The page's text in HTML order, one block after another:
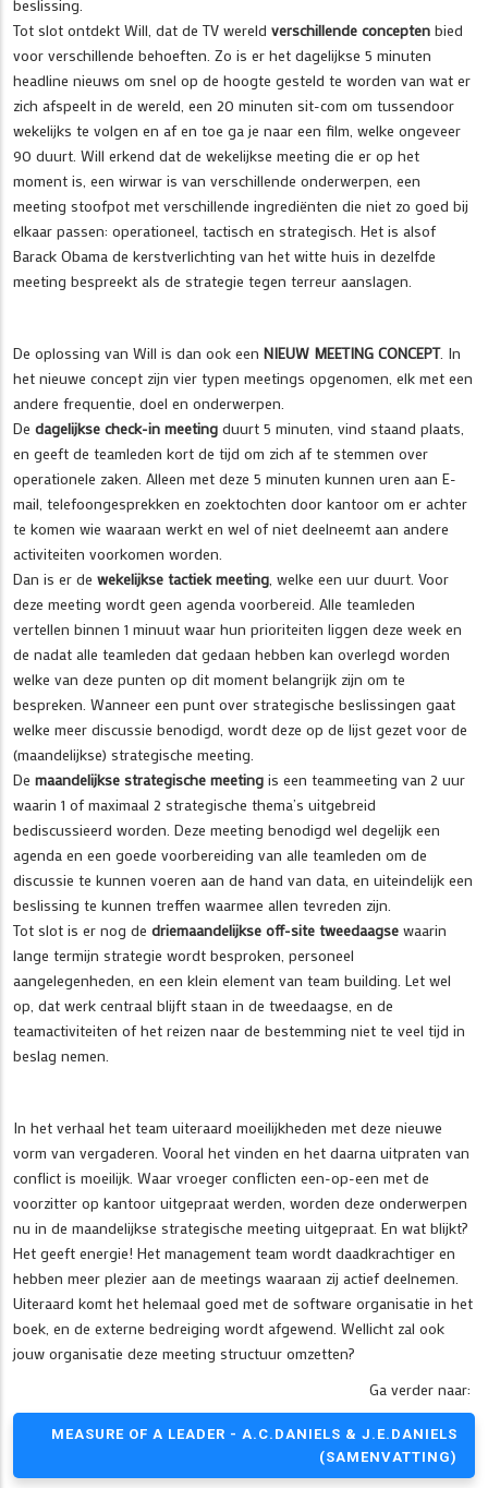
beslissing.
Tot slot ontdekt Will, dat de TV wereld verschillende concepten bied
voor verschillende behoeften. Zo is er het dagelijkse 5 minuten
headline nieuws om snel op de hoogte gesteld te worden van wat er
zich afspeelt in de wereld, een 20 minuten sit-com om tussendoor
wekelijks te volgen en af en toe ga je naar een film, welke ongeveer
90 duurt. Will erkend dat de wekelijkse meeting die er op het
moment is, een wirwar is van verschillende onderwerpen, een
meeting stoofpot met verschillende ingrediënten die niet zo goed bij
elkaar passen: operationeel, tactisch en strategisch. Het is alsof
Barack Obama de kerstverlichting van het witte huis in dezelfde
meeting bespreekt als de strategie tegen terreur aanslagen.
De oplossing van Will is dan ook een NIEUW MEETING CONCEPT. In
het nieuwe concept zijn vier typen meetings opgenomen, elk met een
andere frequentie, doel en onderwerpen.
De dagelijkse check-in meeting duurt 5 minuten, vind staand plaats,
en geeft de teamleden kort de tijd om zich af te stemmen over
operationele zaken. Alleen met deze 5 minuten kunnen uren aan E-
mail, telefoongesprekken en zoektochten door kantoor om er achter
te komen wie waaraan werkt en wel of niet deelneemt aan andere
activiteiten voorkomen worden.
Dan is er de wekelijkse tactiek meeting , welke een uur duurt. Voor
deze meeting wordt geen agenda voorbereid. Alle teamleden
vertellen binnen 1 minuut waar hun prioriteiten liggen deze week en
de nadat alle teamleden dat gedaan hebben kan overlegd worden
welke van deze punten op dit moment belangrijk zijn om te
bespreken. Wanneer een punt over strategische beslissingen gaat
welke meer discussie benodigd, wordt deze op de lijst gezet voor de
(maandelijkse) strategische meeting.
De maandelijkse strategische meeting is een teammeeting van 2 uur
waarin 1 of maximaal 2 strategische thema’s uitgebreid
bediscussieerd worden. Deze meeting benodigd wel degelijk een
agenda en een goede voorbereiding van alle teamleden om de
discussie te kunnen voeren aan de hand van data, en uiteindelijk een
beslissing te kunnen treffen waarmee allen tevreden zijn.
Tot slot is er nog de driemaandelijkse off-site tweedaagse waarin
lange termijn strategie wordt besproken, personeel
aangelegenheden, en een klein element van team building. Let wel
op, dat werk centraal blijft staan in de tweedaagse, en de
teamactiviteiten of het reizen naar de bestemming niet te veel tijd in
beslag nemen.
In het verhaal het team uiteraard moeilijkheden met deze nieuwe
vorm van vergaderen. Vooral het vinden en het daarna uitpraten van
conflict is moeilijk. Waar vroeger conflicten een-op-een met de
voorzitter op kantoor uitgepraat werden, worden deze onderwerpen
nu in de maandelijkse strategische meeting uitgepraat. En wat blijkt?
Het geeft energie! Het management team wordt daadkrachtiger en
hebben meer plezier aan de meetings waaraan zij actief deelnemen.
Uiteraard komt het helemaal goed met de software organisatie in het
boek, en de externe bedreiging wordt afgewend. Wellicht zal ook
jouw organisatie deze meeting structuur omzetten?
Ga verder naar:
MEASURE OF A LEADER - A.C.DANIELS & J.E.DANIELS
(SAMENVATTING)